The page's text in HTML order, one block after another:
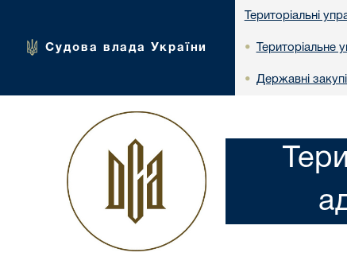
Судова влада України
Територіальні
• Територіальне
• Державні